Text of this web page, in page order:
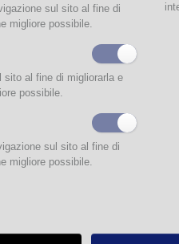
sezione sono state raccolte alcune
e feste realizzate alla biblioteca
sul link in fondo alla pagina potrete
sul sito al fine di
migliore possibile.
sito al fine di migliorarla e
possibile.
sul sito al fine di
migliore possibile.